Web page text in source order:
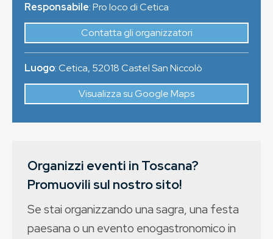
Responsabile: Pro loco di Cetica
Contatta gli organizzatori
Luogo:Cetica, 52018Castel San Niccolò
Visualizza su Google Maps
Organizzi eventi in Toscana?
Promuovili sul nostro sito!
Se stai organizzando una sagra, una festa
paesana o un evento enogastronomico in